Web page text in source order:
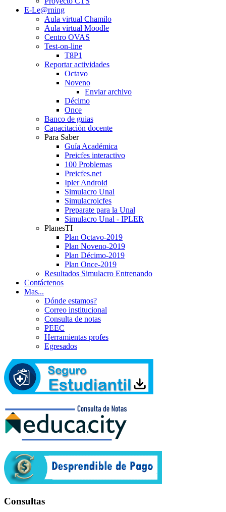
E-Le@rning
Aula virtual Chamilo
Aula virtual Moodle
Centro OVAS
Test-on-line
T8P1
Reportar actividades
Octavo
Noveno
Enviar archivo
Décimo
Once
Banco de guias
Capacitación docente
Para Saber
Guía Académica
Preicfes interactivo
100 Problemas
Preicfes.net
Ipler Android
Simulacro Unal
Simulacroicfes
Preparate para la Unal
Simulacro Unal - IPLER
PlanesTI
Plan Octavo-2019
Plan Noveno-2019
Plan Décimo-2019
Plan Once-2019
Resultados Simulacro Entrenando
Contáctenos
Mas...
Dónde estamos?
Correo institucional
Consulta de notas
PEEC
Herramientas profes
Egresados
Consultas